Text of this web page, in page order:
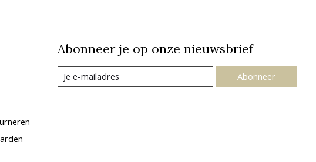
Abonneer je op onze nieuwsbrief
Abonneer